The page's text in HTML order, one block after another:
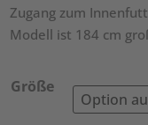
Zugang zum
Modell ist 184 cm
Größe